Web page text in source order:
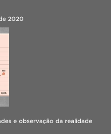
2020
e observação da realidade